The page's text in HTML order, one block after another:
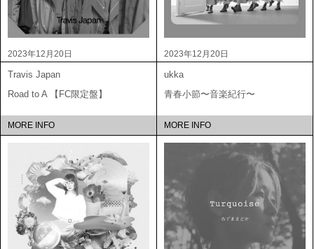
2023年12月20日
Travis Japan
Road to A 【FC限定盤】
MORE INFO
2023年12月20日
ukka
青春小節〜音楽紀行〜
MORE INFO